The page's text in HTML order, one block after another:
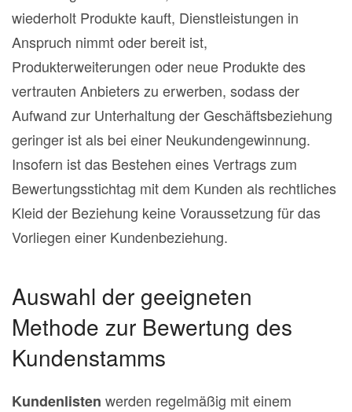
wiederholt Produkte kauft, Dienstleistungen in
Anspruch nimmt oder bereit ist,
Produkterweiterungen oder neue Produkte des
vertrauten Anbieters zu erwerben, sodass der
Aufwand zur Unterhaltung der Geschäftsbeziehung
geringer ist als bei einer Neukundengewinnung.
Insofern ist das Bestehen eines Vertrags zum
Bewertungsstichtag mit dem Kunden als rechtliches
Kleid der Beziehung keine Voraussetzung für das
Vorliegen einer Kundenbeziehung.
Auswahl der geeigneten
Methode zur Bewertung des
Kundenstamms
Kundenlisten werden regelmäßig mit einem